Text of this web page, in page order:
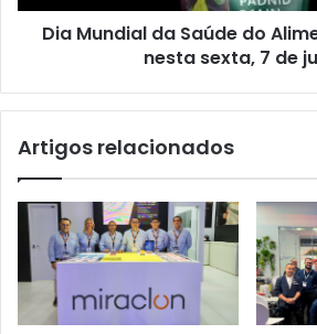
sexta,
Dia Mundial da Saúde do
nesta sexta, 7 de
Artigos relacionados